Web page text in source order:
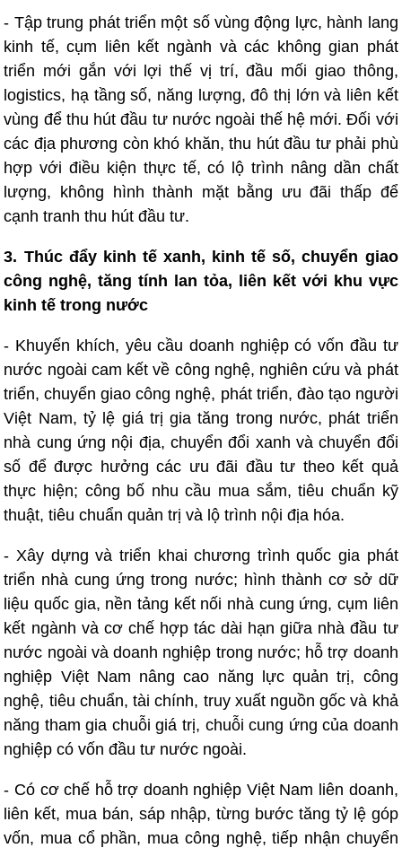
- Tập trung phát triển một số vùng động lực, hành lang
kinh tế, cụm liên kết ngành và các không gian phát
triển mới gắn với lợi thế vị trí, đầu mối giao thông,
logistics, hạ tầng số, năng lượng, đô thị lớn và liên kết
vùng để thu hút đầu tư nước ngoài thế hệ mới. Đối với
các địa phương còn khó khăn, thu hút đầu tư phải phù
hợp với điều kiện thực tế, có lộ trình nâng dần chất
lượng, không hình thành mặt bằng ưu đãi thấp để
cạnh tranh thu hút đầu tư.
3. Thúc đẩy kinh tế xanh, kinh tế số, chuyển giao
công nghệ, tăng tính lan tỏa, liên kết với khu vực
kinh tế trong nước
- Khuyến khích, yêu cầu doanh nghiệp có vốn đầu tư
nước ngoài cam kết về công nghệ, nghiên cứu và phát
triển, chuyển giao công nghệ, phát triển, đào tạo người
Việt Nam, tỷ lệ giá trị gia tăng trong nước, phát triển
nhà cung ứng nội địa, chuyển đổi xanh và chuyển đổi
số để được hưởng các ưu đãi đầu tư theo kết quả
thực hiện; công bố nhu cầu mua sắm, tiêu chuẩn kỹ
thuật, tiêu chuẩn quản trị và lộ trình nội địa hóa.
- Xây dựng và triển khai chương trình quốc gia phát
triển nhà cung ứng trong nước; hình thành cơ sở dữ
liệu quốc gia, nền tảng kết nối nhà cung ứng, cụm liên
kết ngành và cơ chế hợp tác dài hạn giữa nhà đầu tư
nước ngoài và doanh nghiệp trong nước; hỗ trợ doanh
nghiệp Việt Nam nâng cao năng lực quản trị, công
nghệ, tiêu chuẩn, tài chính, truy xuất nguồn gốc và khả
năng tham gia chuỗi giá trị, chuỗi cung ứng của doanh
nghiệp có vốn đầu tư nước ngoài.
- Có cơ chế hỗ trợ doanh nghiệp Việt Nam liên doanh,
liên kết, mua bán, sáp nhập, từng bước tăng tỷ lệ góp
vốn, mua cổ phần, mua công nghệ, tiếp nhận chuyển